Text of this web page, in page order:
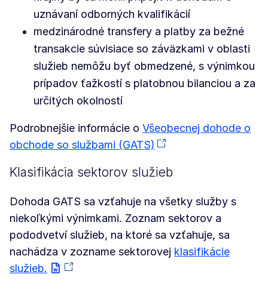
uznávaní odborných kvalifikácií
medzinárodné transfery a platby za bežné
transakcie súvisiace so záväzkami v oblasti
služieb nemôžu byť obmedzené, s výnimkou
prípadov ťažkostí s platobnou bilanciou a za
určitých okolností
Podrobnejšie informácie o Všeobecnej dohode o
obchode so službami (GATS)
Klasifikácia sektorov služieb
Dohoda GATS sa vzťahuje na všetky služby s
niekoľkými výnimkami. Zoznam sektorov a
pododvetví služieb, na ktoré sa vzťahuje, sa
nachádza v zozname sektorovej klasifikácie
služieb.